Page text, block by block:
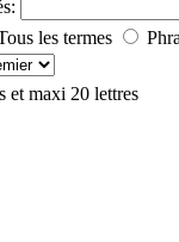
les termes
et maxi 20 lettres